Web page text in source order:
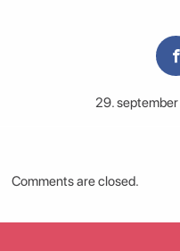
29.
Comments are closed.